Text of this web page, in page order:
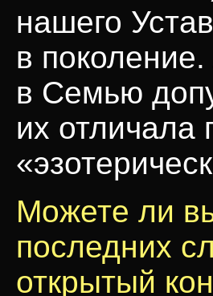
нашего
в
в Семью
их отличала
Можете ли
последних
открытый